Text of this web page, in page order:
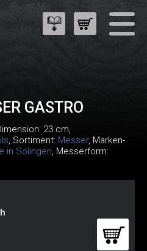
GASTRO
23 cm,
, Sortiment: Messer, Marken-
in Solingen, Messerform: